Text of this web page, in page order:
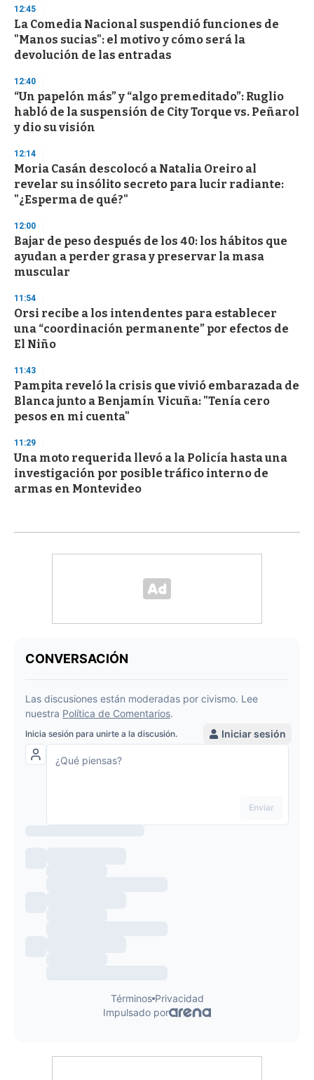
s
e
c
o
n
12:45
La Comedia Nacional suspendió funciones de
"Manos sucias": el motivo y cómo será la
devolución de las entradas
12:40
“Un papelón más” y “algo premeditado”: Ruglio
habló de la suspensión de City Torque vs. Peñarol
y dio su visión
12:14
Moria Casán descolocó a Natalia Oreiro al
revelar su insólito secreto para lucir radiante:
"¿Esperma de qué?"
12:00
Bajar de peso después de los 40: los hábitos que
ayudan a perder grasa y preservar la masa
muscular
11:54
Orsi recibe a los intendentes para establecer
una “coordinación permanente” por efectos de
El Niño
11:43
Pampita reveló la crisis que vivió embarazada de
Blanca junto a Benjamín Vicuña: "Tenía cero
pesos en mi cuenta"
11:29
Una moto requerida llevó a la Policía hasta una
investigación por posible tráfico interno de
armas en Montevideo